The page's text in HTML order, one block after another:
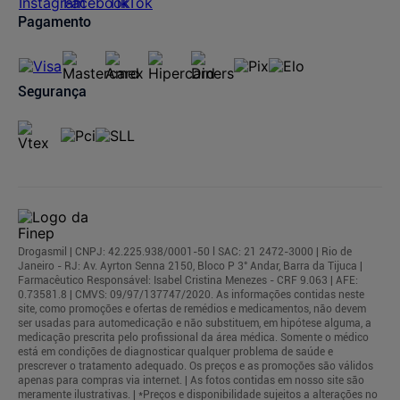
Pagamento
Segurança
Drogasmil | CNPJ: 42.225.938/0001-50 l SAC: 21 2472-3000 | Rio de
Janeiro - RJ: Av. Ayrton Senna 2150, Bloco P 3° Andar, Barra da Tijuca |
Farmacêutico Responsável: Isabel Cristina Menezes - CRF 9.063 | AFE:
0.73581.8 | CMVS: 09/97/137747/2020. As informações contidas neste
site, como promoções e ofertas de remédios e medicamentos, não devem
ser usadas para automedicação e não substituem, em hipótese alguma, a
medicação prescrita pelo profissional da área médica. Somente o médico
está em condições de diagnosticar qualquer problema de saúde e
prescrever o tratamento adequado. Os preços e as promoções são válidos
apenas para compras via internet. | As fotos contidas em nosso site são
meramente ilustrativas. | *Preços e disponibilidade sujeitos a alterações no